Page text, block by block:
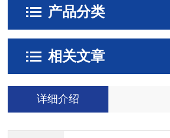
产品分类
相关文章
详细介绍